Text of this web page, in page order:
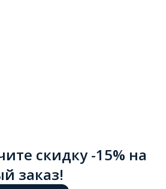
скидку -15% на
заказ!